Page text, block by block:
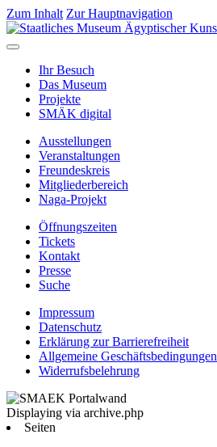
Zum Inhalt Zur Hauptnavigation
Ihr Besuch
Das Museum
Projekte
SMÄK digital
Ausstellungen
Veranstaltungen
Freundeskreis
Mitgliederbereich
Naga-Projekt
Öffnungszeiten
Tickets
Kontakt
Presse
Suche
Impressum
Datenschutz
Erklärung zur Barrierefreiheit
Allgemeine Geschäftsbedingungen
Widerrufsbelehrung
Displaying via archive.php
Seiten